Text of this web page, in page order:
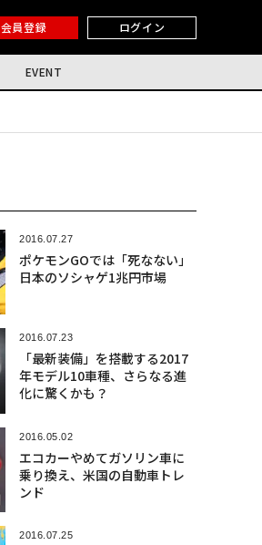
会員登録 ログイン
EVENT
2016.07.27
ポケモンGOでは「死なない」
日本のソシャゲ1兆円市場
2016.07.23
「最新装備」を搭載する2017
年モデル10車種、さらなる進
化に驚くかも？
2016.05.02
エコカーやめてガソリン車に
乗り換え、米国の自動車トレ
ンド
2016.07.25